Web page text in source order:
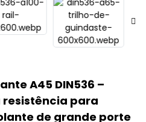
A45 DIN536 –
resistência para
de grande porte